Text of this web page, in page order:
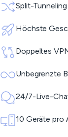
Split-Tunneling
Höchste
Doppeltes
Unbegrenzte
24/7-Live-
10 Geräte pro